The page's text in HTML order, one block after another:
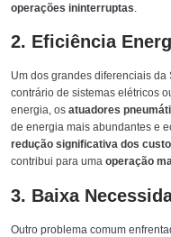
operações ininterruptas
2. Eficiência
Um dos grandes diferenciais da
contrário de sistemas elétricos
energia, os atuadores
de energia mais abundantes e
redução significativa dos
contribui para uma operação
3. Baixa
Outro problema comum